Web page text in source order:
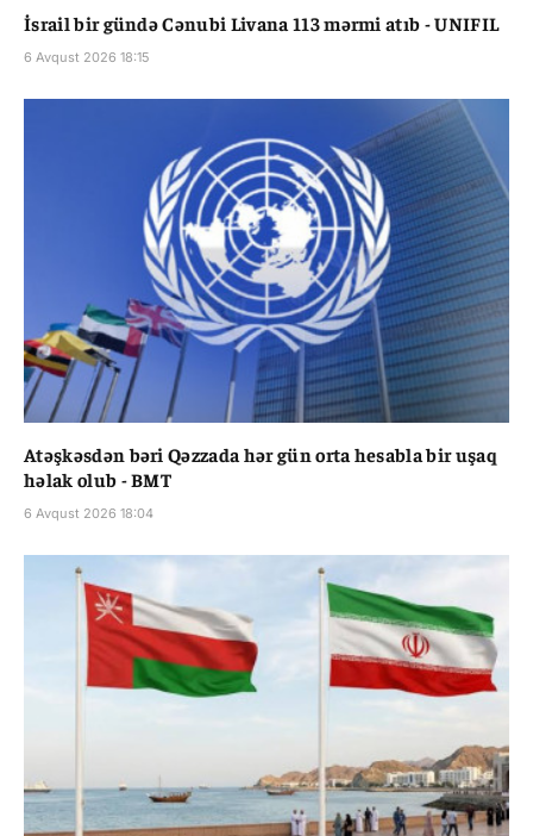
İsrail bir gündə Cənubi Livana 113 mərmi atıb - UNIFIL
6 Avqust 2026 18:15
Atəşkəsdən bəri Qəzzada hər gün orta hesabla bir uşaq
həlak olub - BMT
6 Avqust 2026 18:04